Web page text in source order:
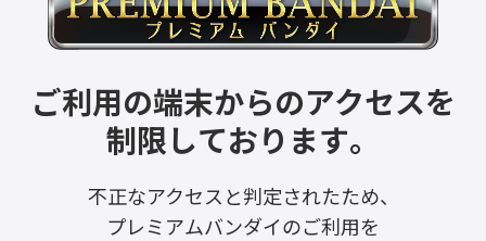
ご利用の端末からのアクセスを
制限しております。
不正なアクセスと判定されたため、
プレミアムバンダイのご利用を